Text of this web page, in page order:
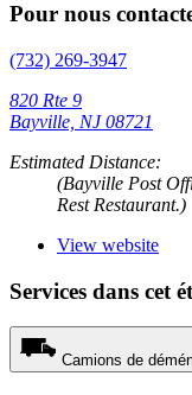
Pour nous
(732) 269-3947
820 Rte 9
Bayville, NJ 08721
Estimated Distance:
(Bayville Post
Rest Restaurant.)
View website
Services dans cet
Camions de